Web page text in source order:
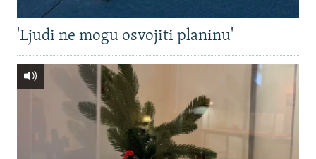
'Ljudi ne mogu osvojiti planinu'